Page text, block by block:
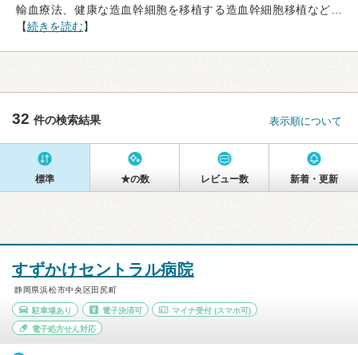
輸血療法、健康な造血幹細胞を移植する造血幹細胞移植など…
【続きを読む】
32 件の検索結果 表示順について
標準 ★の数 レビュー数 新着・更新
すずかけセントラル病院
静岡県浜松市中央区田尻町
駐車場あり 電子決済可 マイナ受付 (スマホ可)
電子処方せん対応